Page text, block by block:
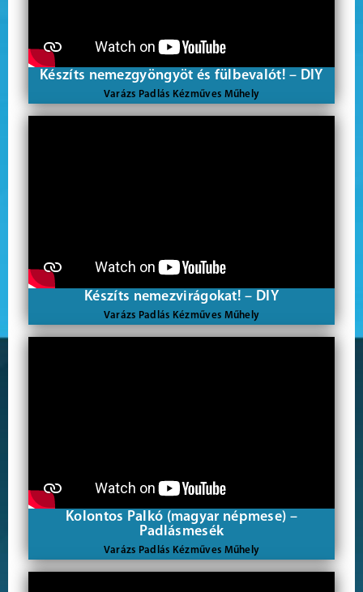
Készíts nemezgyöngyöt és fülbevalót! – DIY
Varázs Padlás Kézműves Műhely
Készíts nemezvirágokat! – DIY
Varázs Padlás Kézműves Műhely
Kolontos Palkó (magyar népmese) –
Padlásmesék
Varázs Padlás Kézműves Műhely